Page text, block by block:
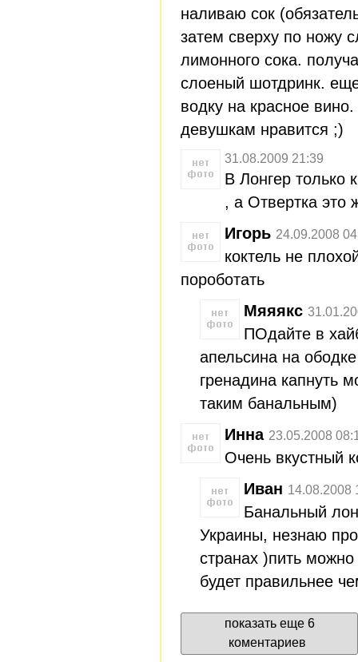
наливаю сок
затем сверху по ножу
лимонного сока.
слоеный шотдринк.
водку на красное
девушкам нравится ;)
31.08.2009 21:39
В Лонгер только
, а Отвертка это
Игорь 24.09.2008
коктель не
пороботать
Мяяякс
ПОдайте в
апельсина на
гренадина капнуть
таким банальным)
Инна 23.05.2008
Очень вкустный
Иван 14.08.2008
Банальный
Украины, незнаю
странах )пить
будет правильнее
показать еще 6
коментариев